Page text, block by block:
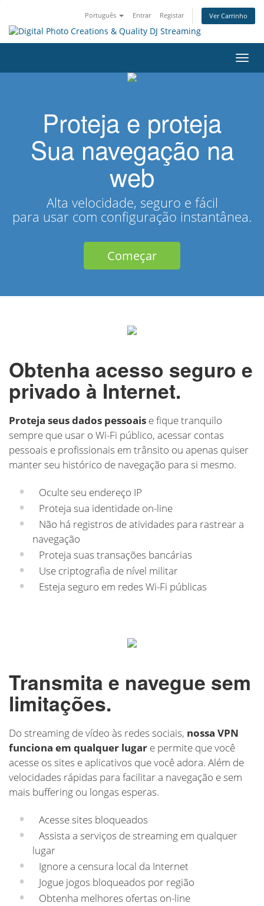
Português Entrar Registar Ver Carrinho
Proteja e proteja
Sua navegação na
web
Alta velocidade, seguro e fácil
para usar com configuração instantânea.
Começar
Obtenha acesso seguro e
privado à Internet.
Proteja seus dados pessoais e fique tranquilo
sempre que usar o Wi-Fi público, acessar contas
pessoais e profissionais em trânsito ou apenas quiser
manter seu histórico de navegação para si mesmo.
Oculte seu endereço IP
Proteja sua identidade on-line
Não há registros de atividades para rastrear a
navegação
Proteja suas transações bancárias
Use criptografia de nível militar
Esteja seguro em redes Wi-Fi públicas
Transmita e navegue sem
limitações.
Do streaming de vídeo às redes sociais, nossa VPN
funciona em qualquer lugar e permite que você
acesse os sites e aplicativos que você adora. Além de
velocidades rápidas para facilitar a navegação e sem
mais buffering ou longas esperas.
Acesse sites bloqueados
Assista a serviços de streaming em qualquer
lugar
Ignore a censura local da Internet
Jogue jogos bloqueados por região
Obtenha melhores ofertas on-line